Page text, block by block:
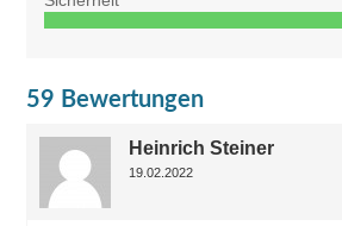
59 Bewertungen
Heinrich Steiner
19.02.2022